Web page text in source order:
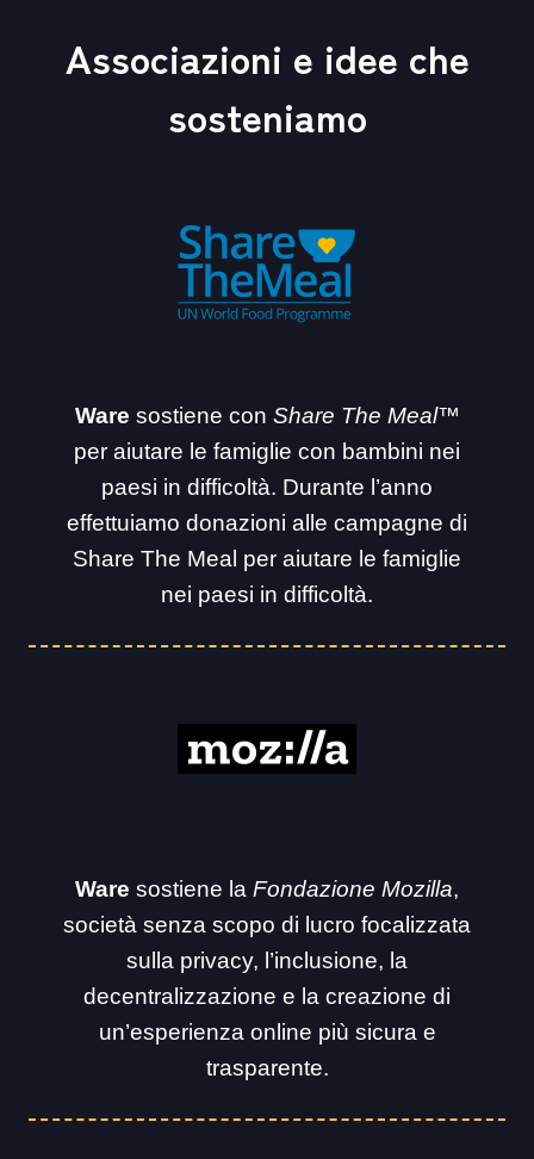
Associazioni e idee che
sosteniamo
Ware sostiene con Share The Meal™
per aiutare le famiglie con bambini nei
paesi in difficoltà. Durante l’anno
effettuiamo donazioni alle campagne di
Share The Meal per aiutare le famiglie
nei paesi in difficoltà.
Ware sostiene la Fondazione Mozilla,
società senza scopo di lucro focalizzata
sulla privacy, l’inclusione, la
decentralizzazione e la creazione di
un’esperienza online più sicura e
trasparente.